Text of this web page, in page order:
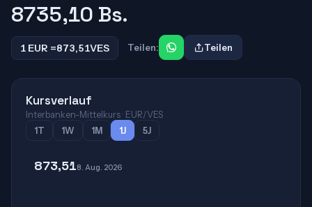
8735,10 Bs.
1 EUR =873,51VES Teilen: Teilen
Kursverlauf
Interbanken-Mittelkurs · EUR/VES
1T
1W 1M 1J 5J
873,518. Aug. 2026